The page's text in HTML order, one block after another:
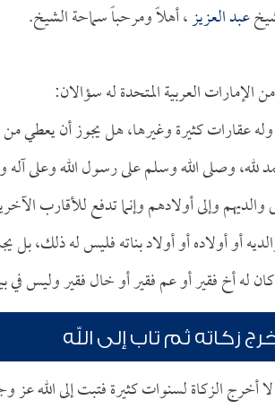
عبد العزيز، أهلاً ومرحباً سماحة الشيخ.
من الإمارات العربية المتحدة له سؤالان:
عقارات كثيرة وغيرها، هل يجوز أن يعطي من
لله، وصلى الله وسلم على رسول الله وعلى
وإلى أولادهم وإنما تدفع للأقارب
أو أولاده أو أولاد بناته فليس له ذلك، بل
له أخ فقير أو عم فقير أو خال فقير وليس
زكاته ثم تاب إلى الله
أخرج الزكاة لسنوات كثيرة فتبت إلى الله